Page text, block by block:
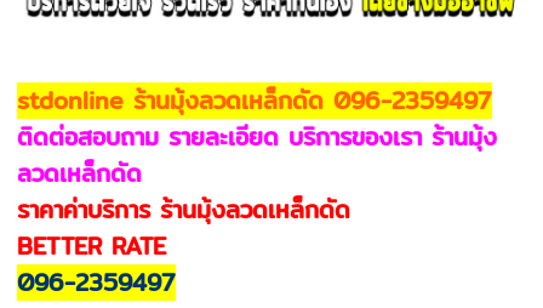
stdonline ร้านมุ้งลวดเหล็กดัด 096-2359497
ติดต่อสอบถาม รายละเอียด บริการของเรา ร้านมุ้ง
ลวดเหล็กดัด
ราคาค่าบริการ ร้านมุ้งลวดเหล็กดัด
BETTER RATE
096-2359497